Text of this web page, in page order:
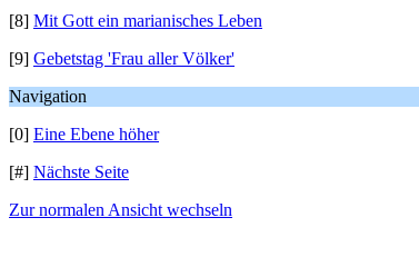
[8] Mit Gott ein marianisches Leben
[9] Gebetstag 'Frau aller Völker'
Navigation
[0] Eine Ebene höher
[#] Nächste Seite
Zur normalen Ansicht wechseln